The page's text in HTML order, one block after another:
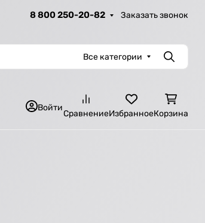
8 800 250-20-82 Заказать звонок
Все категории Поиск
Войти
СравнениеИзбранноеКорзина